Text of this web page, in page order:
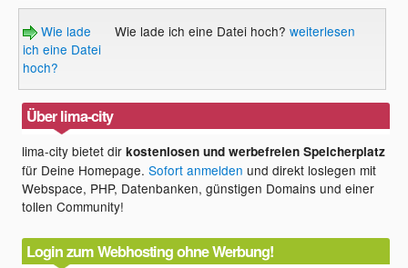
Wie lade
ich eine Datei
hoch?
Wie lade ich eine Datei hoch? weiterlesen
Über lima-city
lima-city bietet dirkostenlosen und werbefreien Speicherplatz
für Deine Homepage.Sofort anmelden und direkt loslegen mit
Webspace, PHP, Datenbanken, günstigen Domains und einer
tollen Community!
Login zum Webhosting ohne Werbung!